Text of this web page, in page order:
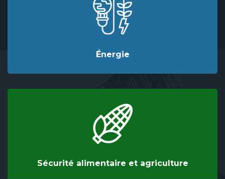
Énergie
Sécurité alimentaire et agriculture